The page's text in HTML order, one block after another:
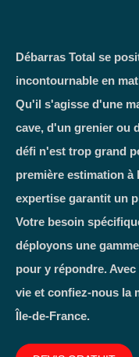
Débarras Total se
incontournable en
Qu'il s'agisse d'une
cave, d'un grenier ou
défi n'est trop grand
première estimation
expertise garantit un
Votre besoin
déployons une
pour y répondre.
vie et confiez-nous la
Île-de-France.